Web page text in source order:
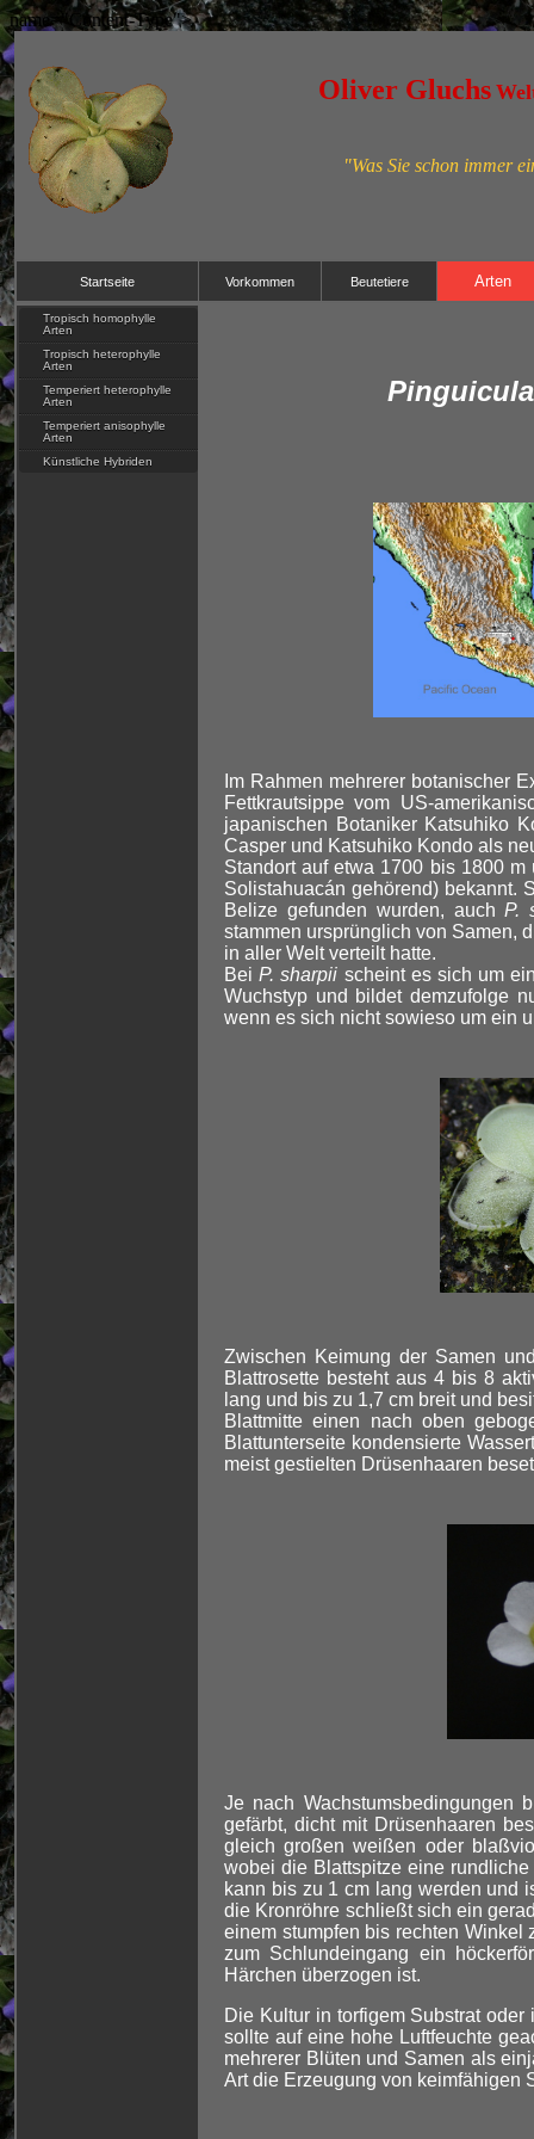
name="Content-Type">
Oliver Gluchs
"Was Sie schon immer
Startseite Vorkommen Beutetiere Arten
Tropisch homophylle
Arten
Tropisch heterophylle
Arten
Temperiert heterophylle
Arten
Temperiert anisophylle
Arten
Künstliche Hybriden
Im Rahmen mehrerer botanischer
Fettkrautsippe vom US-
japanischen Botaniker Katsuhiko
Casper und Katsuhiko Kondo als
Standort auf etwa 1700 bis 1800
Solistahuacán gehörend) bekannt.
Belize gefunden wurden, auchP.
stammen ursprünglich von Samen,
in aller Welt verteilt hatte.
BeiP. sharpii scheint es sich um
Wuchstyp und bildet demzufolge
wenn es sich nicht sowieso um ein
Zwischen Keimung der Samen
Blattrosette besteht aus 4 bis 8
lang und bis zu 1,7 cm breit und
Blattmitte einen nach oben
Blattunterseite kondensierte
meist gestielten Drüsenhaaren
Je nach Wachstumsbedingungen
gefärbt, dicht mit Drüsenhaaren
gleich großen weißen oder
wobei die Blattspitze eine
kann bis zu 1 cm lang werden und
die Kronröhre schließt sich ein
einem stumpfen bis rechten Winkel
zum Schlundeingang ein
Härchen überzogen ist.
Die Kultur in torfigem Substrat
sollte auf eine hohe Luftfeuchte
mehrerer Blüten und Samen als
Art die Erzeugung von keimfähigen